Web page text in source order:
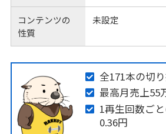
コンテンツの
性質
未設定
全171本の切
最高月売上55
1再生回数ご
0.36円